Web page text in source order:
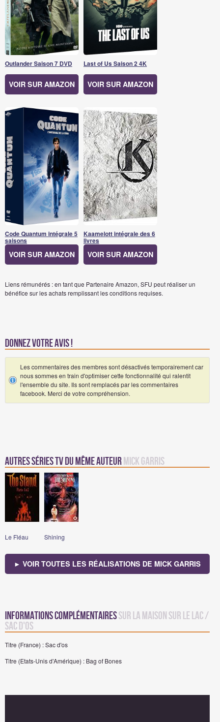
Outlander Saison 7 DVD
VOIR SUR AMAZON
Last of Us Saison 2 4K
VOIR SUR AMAZON
Code Quantum intégrale 5
saisons
VOIR SUR AMAZON
Kaamelott intégrale des 6
livres
VOIR SUR AMAZON
Liens rémunérés : en tant que Partenaire Amazon, SFU peut réaliser un
bénéfice sur les achats remplissant les conditions requises.
Donnez votre avis !
Les commentaires des membres sont désactivés temporairement car
nous sommes en train d'optimiser cette fonctionnalité qui ralentit
l'ensemble du site. Ils sont remplacés par les commentaires
facebook. Merci de votre compréhension.
Autres Séries TV du même auteur Mick Garris
Le Fléau Shining
► VOIR TOUTES LES RÉALISATIONS DE MICK GARRIS
Informations complémentairessur La Maison sur le Lac /
Sac d'os
Titre (France) : Sac d'os
Titre (Etats-Unis d'Amérique) : Bag of Bones